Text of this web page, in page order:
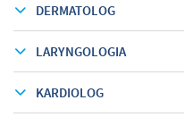
DERMATOLOG
LARYNGOLOGIA
KARDIOLOG